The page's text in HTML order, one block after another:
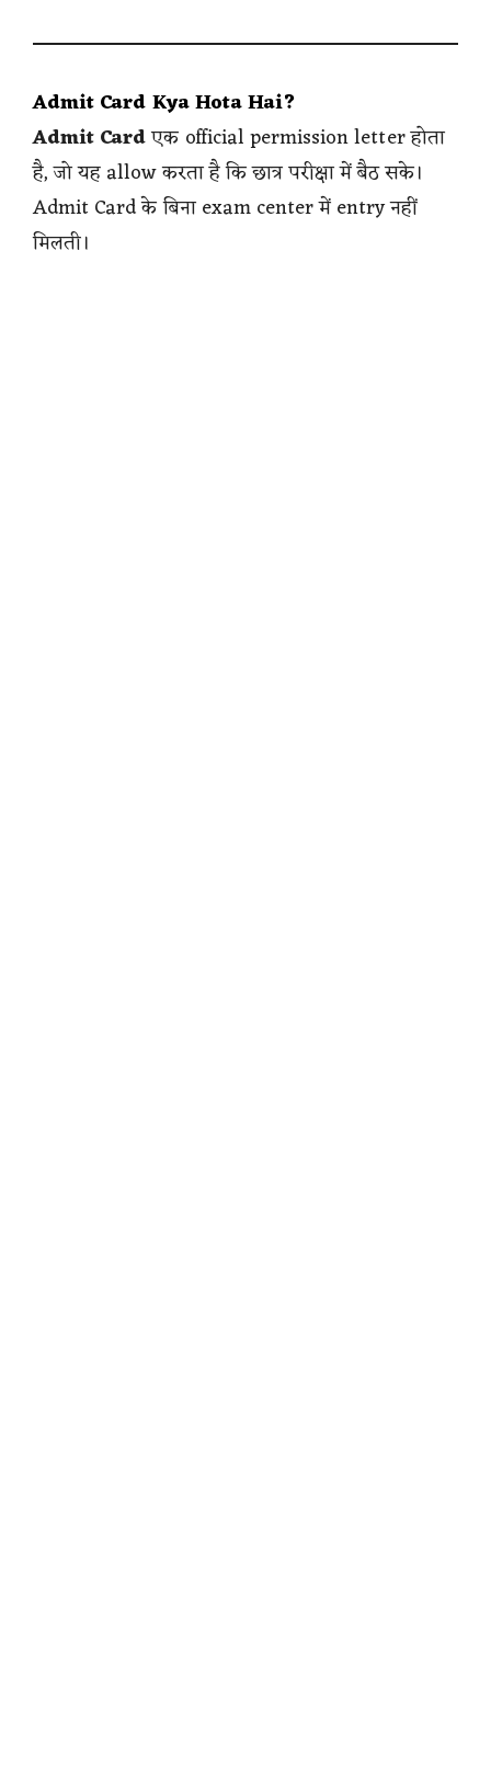
Admit Card Kya Hota Hai?
Admit Cardएक official permission letter होता
है, जो यह allow करता है कि छात्र परीक्षा में बैठ सके।
Admit Card के बिना exam center में entry नहीं
मिलती।